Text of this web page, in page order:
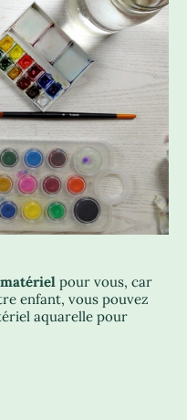
pour vous, car
enfant, vous pouvez
aquarelle pour